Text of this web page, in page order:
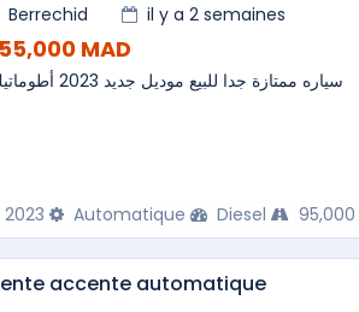
Berrechid il y a 2 semaines
MAD
سياره ممتازة جدا للبيع موديل جديد 2023 أطوماتيك
2023 Automatique Diesel
accente automatique